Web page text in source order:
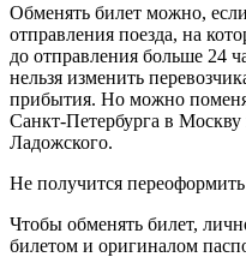
Обменять билет можно,
отправления поезда, на
до отправления больше 24
нельзя изменить
прибытия. Но можно
Санкт-Петербурга в Москву
Ладожского.
Не получится
Чтобы обменять билет,
билетом и оригиналом